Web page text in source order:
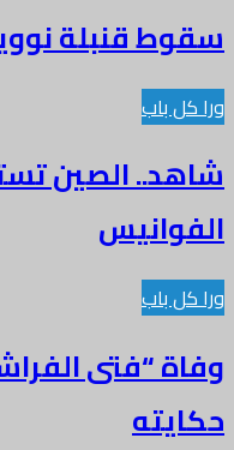
قنبلة نووية
الصين تستعين
“فتى